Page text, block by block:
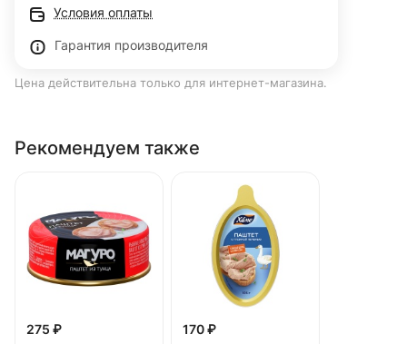
Условия оплаты
Гарантия производителя
Цена действительна только для интернет-магазина.
Рекомендуем также
275 ₽
170 ₽